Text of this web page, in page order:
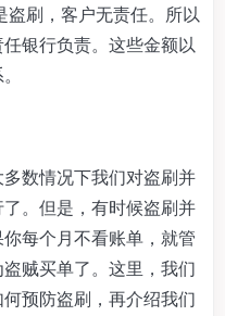
刷，客户无责任。所以
银行负责。这些金额以
数情况下我们对盗刷并
。但是，有时候盗刷并
每个月不看账单，就管
贼买单了。这里，我们
预防盗刷，再介绍我们